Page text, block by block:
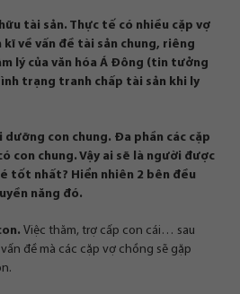
tài sản. Thực tế có nhiều cặp vợ
về vấn đề tài sản chung, riêng
lý của văn hóa Á Đông (tin tưởng
trạng tranh chấp tài sản khi ly
dưỡng con chung. Đa phần các cặp
con chung. Vậy ai sẽ là người được
tốt nhất? Hiển nhiên 2 bên đều
năng đó.
Việc thăm, trợ cấp con cái… sau
đề mà các cặp vợ chồng sẽ gặp